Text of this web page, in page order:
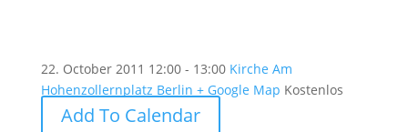
22. October 2011 12:00 - 13:00 Kirche Am
Hohenzollernplatz Berlin + Google Map Kostenlos
Add To Calendar